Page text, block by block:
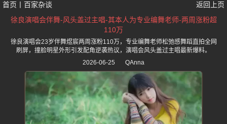
首页 百家杂谈
返回上页
徐良演唱会伴舞-风头盖过主唱-其本人为专业编舞老师-两周涨粉超
110万
徐良演唱会23岁伴舞煜宸两周涨粉110万，专业编舞老师松弛感舞蹈直拍全网
刷屏，撞脸明星外形引发配角逆袭热议，演唱会风头盖过主唱最新爆料。
2026-06-25
QAnna